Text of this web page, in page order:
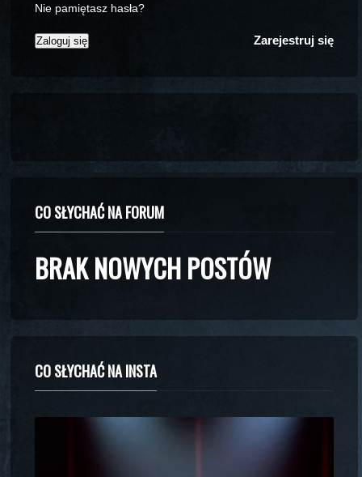
Nie pamiętasz hasła?
Zarejestruj się
CO SŁYCHAĆ NA FORUM
BRAK NOWYCH POSTÓW
CO SŁYCHAĆ NA INSTA